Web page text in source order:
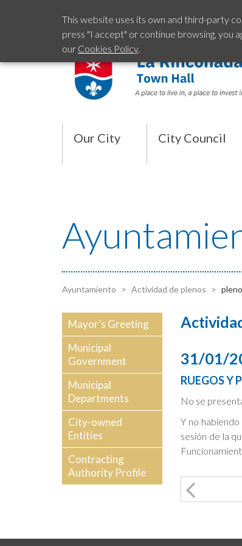
Our City City Council
Ayuntamiento Actividad de plenos pleno
Mayor’s Greeting
Municipal
Government
Municipal
Departments
City-owned
Entities
Contracting
Authority Profile
31/01/
RUEGOS Y
No se
Y no
sesión de la
This website uses its own and third-party
press "I accept" or continue browsing, you
our Cookies Policy.